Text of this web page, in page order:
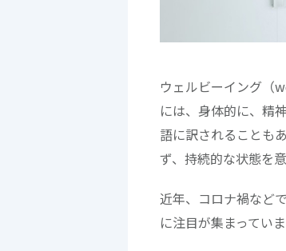
ウェルビーイング（
には、身体的に、精
語に訳されることも
ず、持続的な状態を
近年、コロナ禍など
に注目が集まっていま